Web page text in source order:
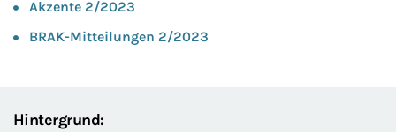
Akzente 2/2023
BRAK-Mitteilungen 2/2023
Hintergrund: